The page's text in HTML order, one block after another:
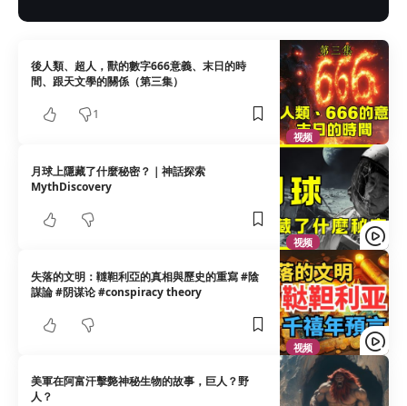
视频
後人類、超人，獸的數字666意義、末日的時
間、跟天文學的關係（第三集）
1
视频
月球上隱藏了什麼秘密？｜神話探索
MythDiscovery
视频
失落的文明：韃靼利亞的真相與歷史的重寫 #陰
謀論 #阴谋论 #conspiracy theory
美軍在阿富汗擊斃神秘生物的故事，巨人？野
人？